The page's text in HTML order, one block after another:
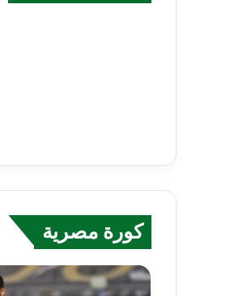
كورة مصرية